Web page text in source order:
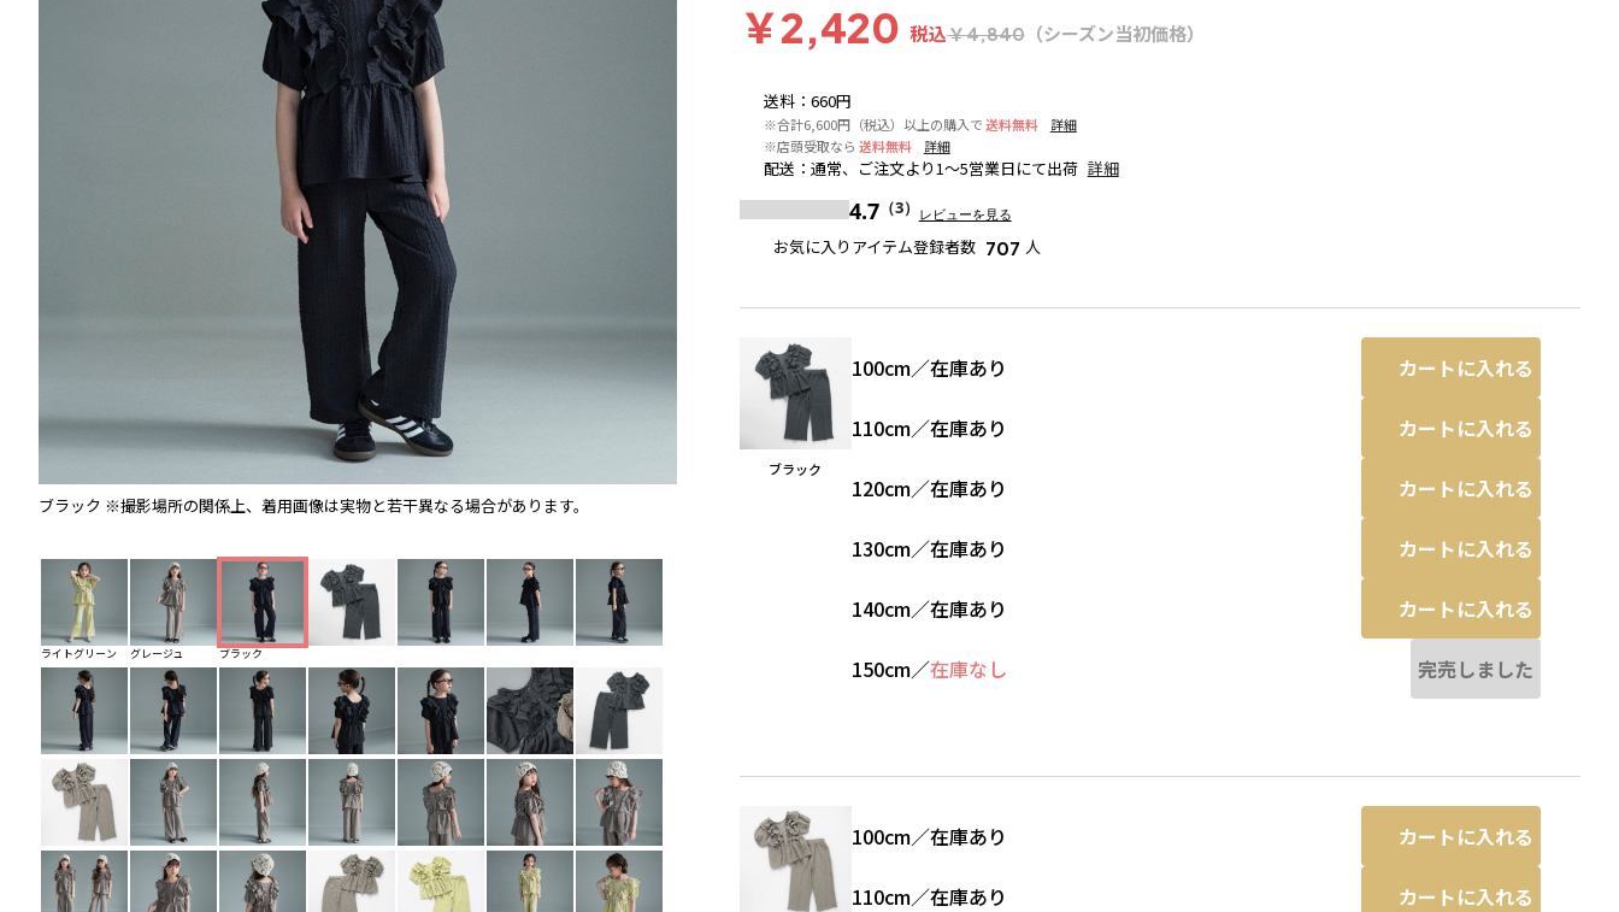
ブラック ※撮影場所の関係上、着用画像は実物と若干異なる場合があります。
ライトグリーン グレージュ ブラック
送料： 660円
※合計6,600円（税込）以上の購入で送料無料
詳細
※店頭受取なら 送料無料 詳細
配送 ： 通常、ご注文より1～5営業日にて出荷 詳細
4.7（3） レビューを見る
お気に入りアイテム登録者数 707 人
￥2,420 税込￥4,840（シーズン当初価格）
ブラック
100cm／在庫あり カートに入れる
110cm／在庫あり カートに入れる
120cm／在庫あり カートに入れる
130cm／在庫あり カートに入れる
140cm／在庫あり カートに入れる
150cm／在庫なし 完売しました
100cm／在庫あり カートに入れる
110cm／在庫あり カートに入れる